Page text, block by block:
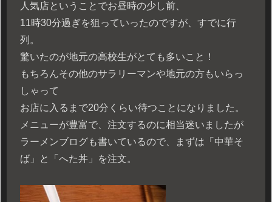
人気店ということでお昼時の少し前、
11時30分過ぎを狙っていったのですが、すでに行
列。
驚いたのが地元の高校生がとても多いこと！
もちろんその他のサラリーマンや地元の方もいらっ
しゃって
お店に入るまで20分くらい待つことになりました。
メニューが豊富で、注文するのに相当迷いましたが
ラーメンブログも書いているので、まずは「中華そ
ば」と「へた丼」を注文。